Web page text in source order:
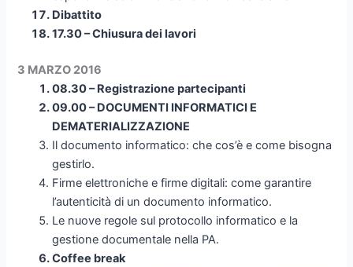
Dibattito
17.30 – Chiusura dei lavori
3 MARZO 2016
08.30 – Registrazione partecipanti
09.00 – DOCUMENTI INFORMATICI E
DEMATERIALIZZAZIONE
Il documento informatico: che cos’è e come bisogna
gestirlo.
Firme elettroniche e firme digitali: come garantire
l’autenticità di un documento informatico.
Le nuove regole sul protocollo informatico e la
gestione documentale nella PA.
Coffee break